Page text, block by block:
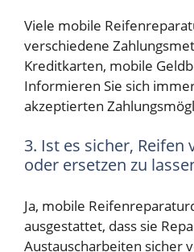
Viele mobile
verschiedene
Kreditkarten, mobile
Informieren Sie sich
akzeptierten
3. Ist es sicher,
oder ersetzen zu
Ja, mobile
ausgestattet, dass sie
Austauscharbeiten sicher